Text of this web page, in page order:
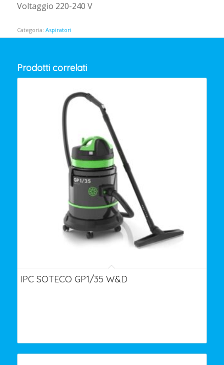
Voltaggio 220-240 V
Categoria: Aspiratori
Prodotti correlati
IPC SOTECO GP1/35 W&D